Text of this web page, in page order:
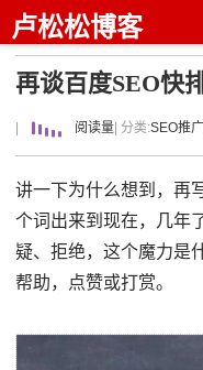
卢松松博客
再谈百度SEO快
阅读量 | 分类:SEO推广
讲一下为什么想到，再
个词出来到现在，几年
疑、拒绝，这个魔力是
帮助，点赞或打赏。